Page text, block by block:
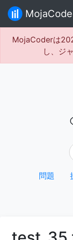
MojaCoderは
し、ジ
問題